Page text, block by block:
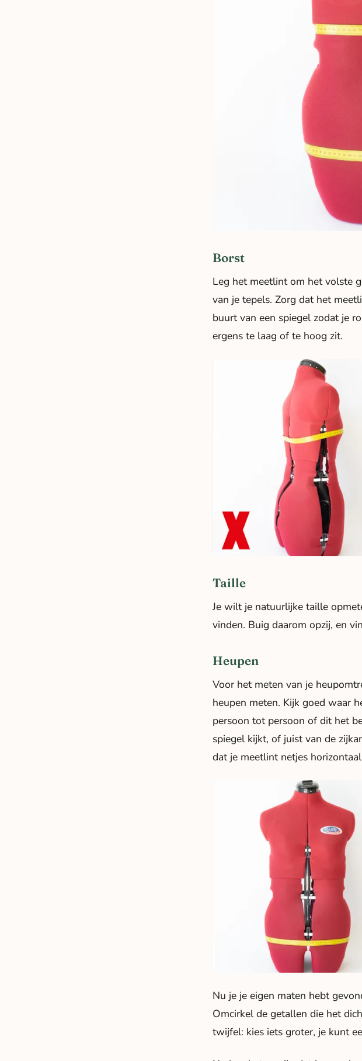
Borst
Leg het meetlint om het volste
van je tepels. Zorg dat het
buurt van een spiegel zodat je
ergens te laag of te hoog zit.
Taille
Je wilt je natuurlijke taille
vinden. Buig daarom opzij, en
Heupen
Voor het meten van je
heupen meten. Kijk goed waar
persoon tot persoon of dit het
spiegel kijkt, of juist van de
dat je meetlint netjes
Nu je je eigen maten hebt
Omcirkel de getallen die het
twijfel: kies iets groter, je kunt